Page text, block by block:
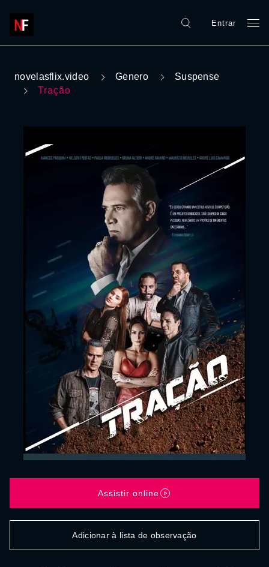
Entrar
novelasflix.video Genero
Suspense
Tração
Assistir online
Adicionar à lista de observação